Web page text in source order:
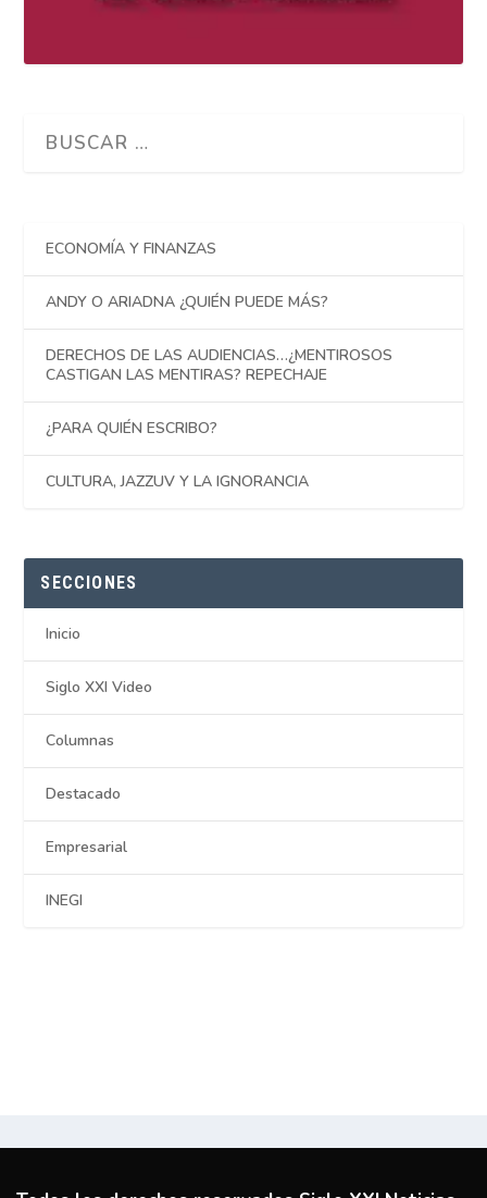
ECONOMÍA Y FINANZAS
ANDY O ARIADNA ¿QUIÉN PUEDE MÁS?
DERECHOS DE LAS AUDIENCIAS…¿MENTIROSOS
CASTIGAN LAS MENTIRAS? REPECHAJE
¿PARA QUIÉN ESCRIBO?
CULTURA, JAZZUV Y LA IGNORANCIA
SECCIONES
Inicio
Siglo XXI Video
Columnas
Destacado
Empresarial
INEGI